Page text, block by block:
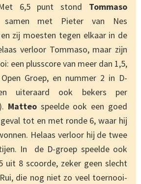
6,5 punt stond Tommaso
samen met Pieter van Nes
zij moesten tegen elkaar in de
verloor Tommaso, maar zijn
een plusscore van meer dan 1,5,
Groep, en nummer 2 in D-
uiteraard ook bekers per
Matteo speelde ook een goed
tot en met ronde 6, waar hij
Helaas verloor hij de twee
In de D-groep speelde ook
uit 8 scoorde, zeker geen slecht
die nog niet zo veel toernooi-